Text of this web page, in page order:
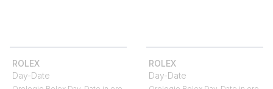
ROLEX
Day-Date
ROLEX
Day-Date